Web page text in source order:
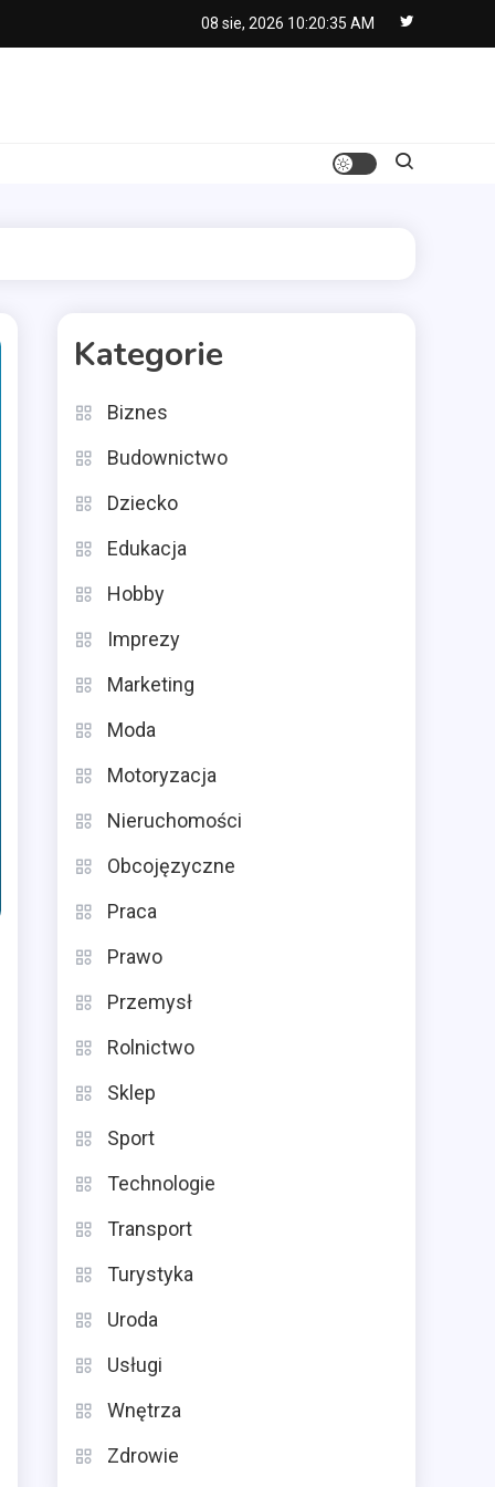
08 sie, 2026 10:20:36 AM
Kategorie
Biznes
Budownictwo
Dziecko
Edukacja
Hobby
Imprezy
Marketing
Moda
Motoryzacja
Nieruchomości
Obcojęzyczne
Praca
Prawo
Przemysł
Rolnictwo
Sklep
Sport
Technologie
Transport
Turystyka
Uroda
Usługi
Wnętrza
Zdrowie